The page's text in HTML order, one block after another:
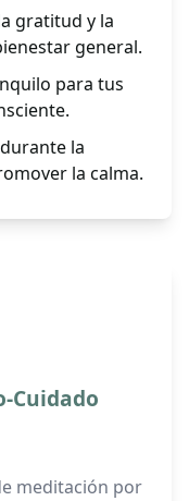
gratitud y la
general.
para tus
la
la calma.
Cuidado
meditación por